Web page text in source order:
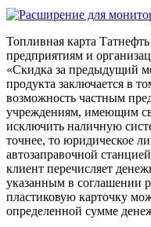
Топливная карта
предприятиям и
«Скидка за предыдущий
продукта заключается в
возможность частным
учреждениям, имеющим
исключить наличную
точнее, то юридическое
автозаправочной
клиент перечисляет
указанным в соглашении
пластиковую карточку
определенной сумме